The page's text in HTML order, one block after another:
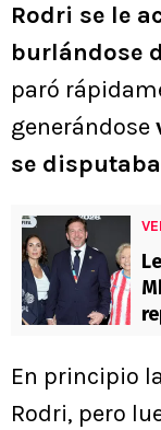
Rodri se le
burlándose
paró
generándose
se
En principio
Rodri, pero